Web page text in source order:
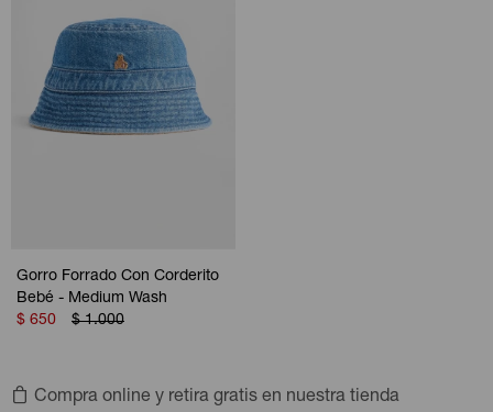
Gorro Forrado Con Corderito
Bebé - Medium Wash
$ 650 $ 1.000
Compra online y retira gratis en nuestra tienda